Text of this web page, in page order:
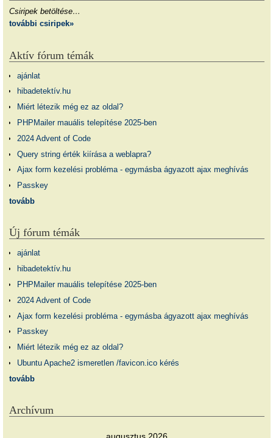
Csiripek betöltése…
további csiripek»
Aktív fórum témák
ajánlat
hibadetektív.hu
Miért létezik még ez az oldal?
PHPMailer mauális telepítése 2025-ben
2024 Advent of Code
Query string érték kiírása a weblapra?
Ajax form kezelési probléma - egymásba ágyazott ajax meghívás
Passkey
tovább
Új fórum témák
ajánlat
hibadetektív.hu
PHPMailer mauális telepítése 2025-ben
2024 Advent of Code
Ajax form kezelési probléma - egymásba ágyazott ajax meghívás
Passkey
Miért létezik még ez az oldal?
Ubuntu Apache2 ismeretlen /favicon.ico kérés
tovább
Archívum
augusztus 2026